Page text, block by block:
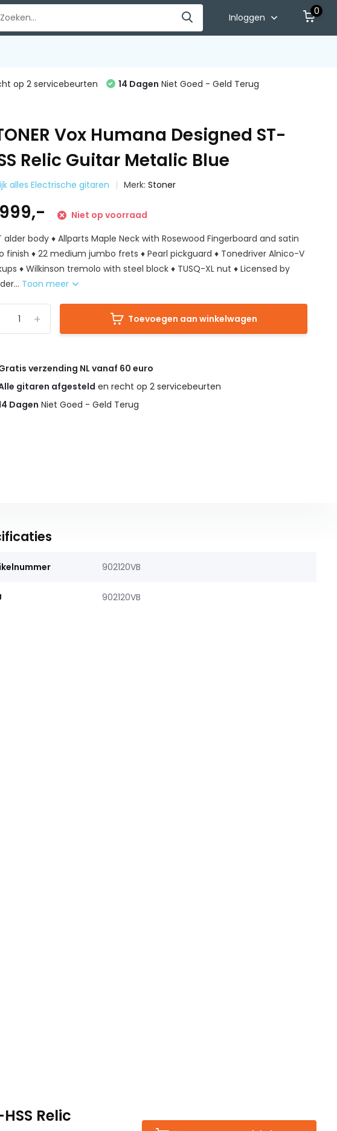
Inloggen
0
op 2 servicebeurten 14 Dagen Niet Goed - Geld Terug
Vox Humana Designed ST-
Relic Guitar Metalic Blue
alles Electrische gitaren Merk:Stoner
Niet op voorraad
alder body ♦ Allparts Maple Neck with Rosewood Fingerboard and satin
finish ♦ 22 medium jumbo frets ♦ Pearl pickguard ♦ Tonedriver Alnico-V
♦ Wilkinson tremolo with steel block ♦ TUSQ-XL nut ♦ Licensed by
Toon meer
+ Toevoegen aan winkelwagen
verzending NL vanaf 60 euro
gitaren afgesteld en recht op 2 servicebeurten
Dagen Niet Goed - Geld Terug
902120VB
902120VB
Relic